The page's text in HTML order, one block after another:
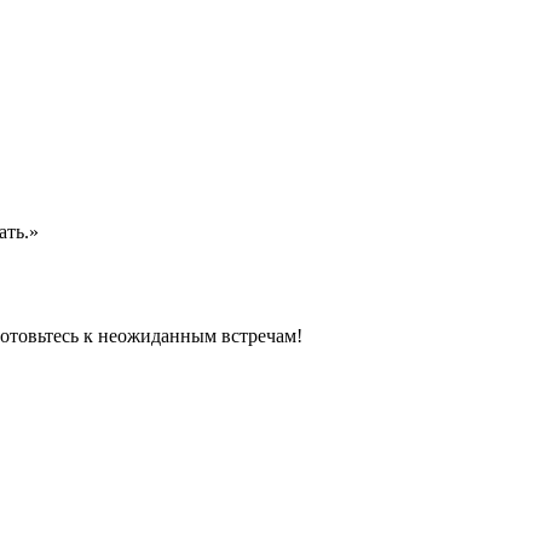
к неожиданным встречам!